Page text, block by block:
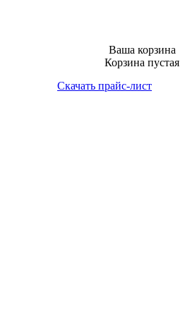
Ваша корзина
Корзина пустая
Скачать прайс-лист